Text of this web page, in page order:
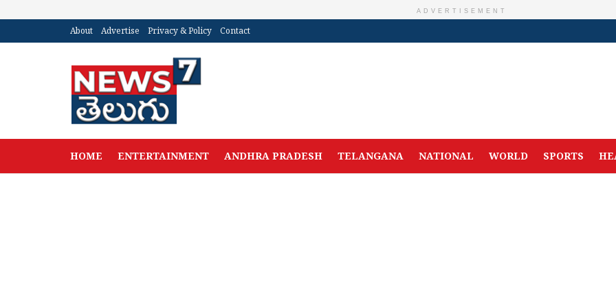
ADVERTISEMENT
About Advertise Privacy & Policy Contact
HOME ENTERTAINMENT ANDHRA PRADESH TELANGANA NATIONAL WORLD SPORTS